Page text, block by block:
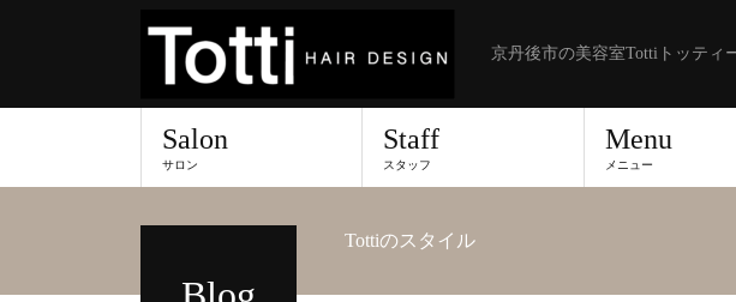
京丹後市の美容室Tottiトッティ
Salon
サロン
Staff
スタッフ
Menu
メニュー
Tottiのスタイル